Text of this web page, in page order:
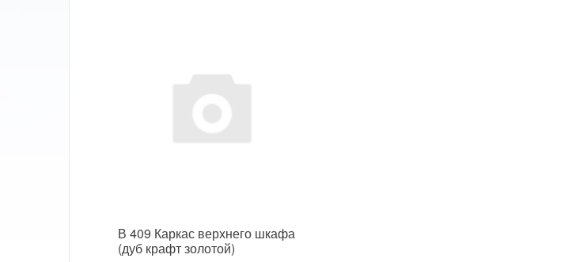
В 409 Каркас верхнего шкафа
(дуб крафт золотой)